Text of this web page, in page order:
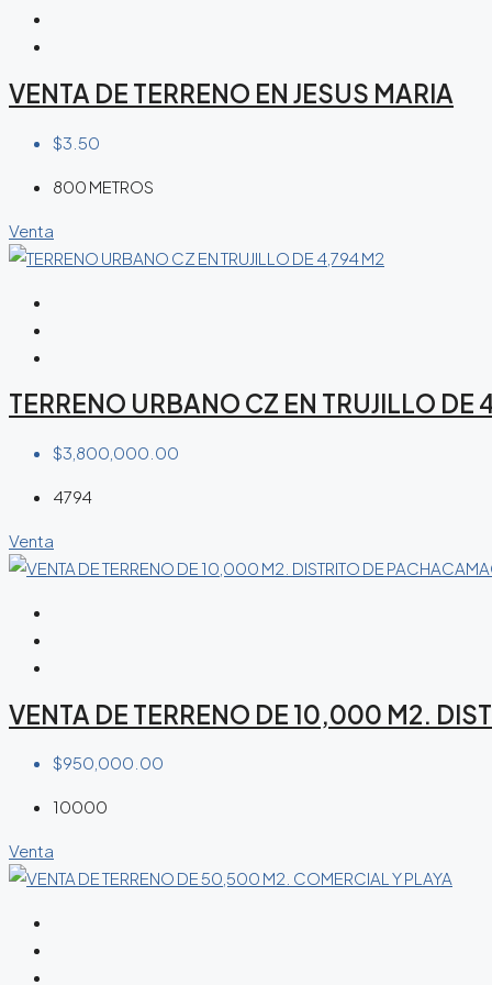
VENTA DE TERRENO EN JESUS MARIA
$3.50
800 METROS
Venta
TERRENO URBANO CZ EN TRUJILLO DE
$3,800,000.00
4794
Venta
VENTA DE TERRENO DE 10,000 M2.
$950,000.00
10000
Venta